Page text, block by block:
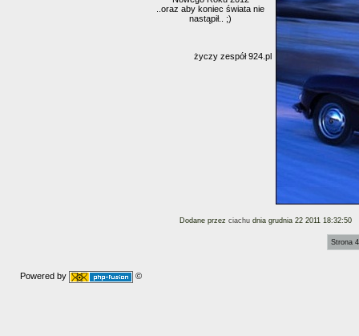
..oraz aby koniec świata nie
nastąpił.. ;)
życzy zespół 924.pl
Dodane przez ciachu dnia grudnia 22 2011 18:32:50
Strona
Powered by ©